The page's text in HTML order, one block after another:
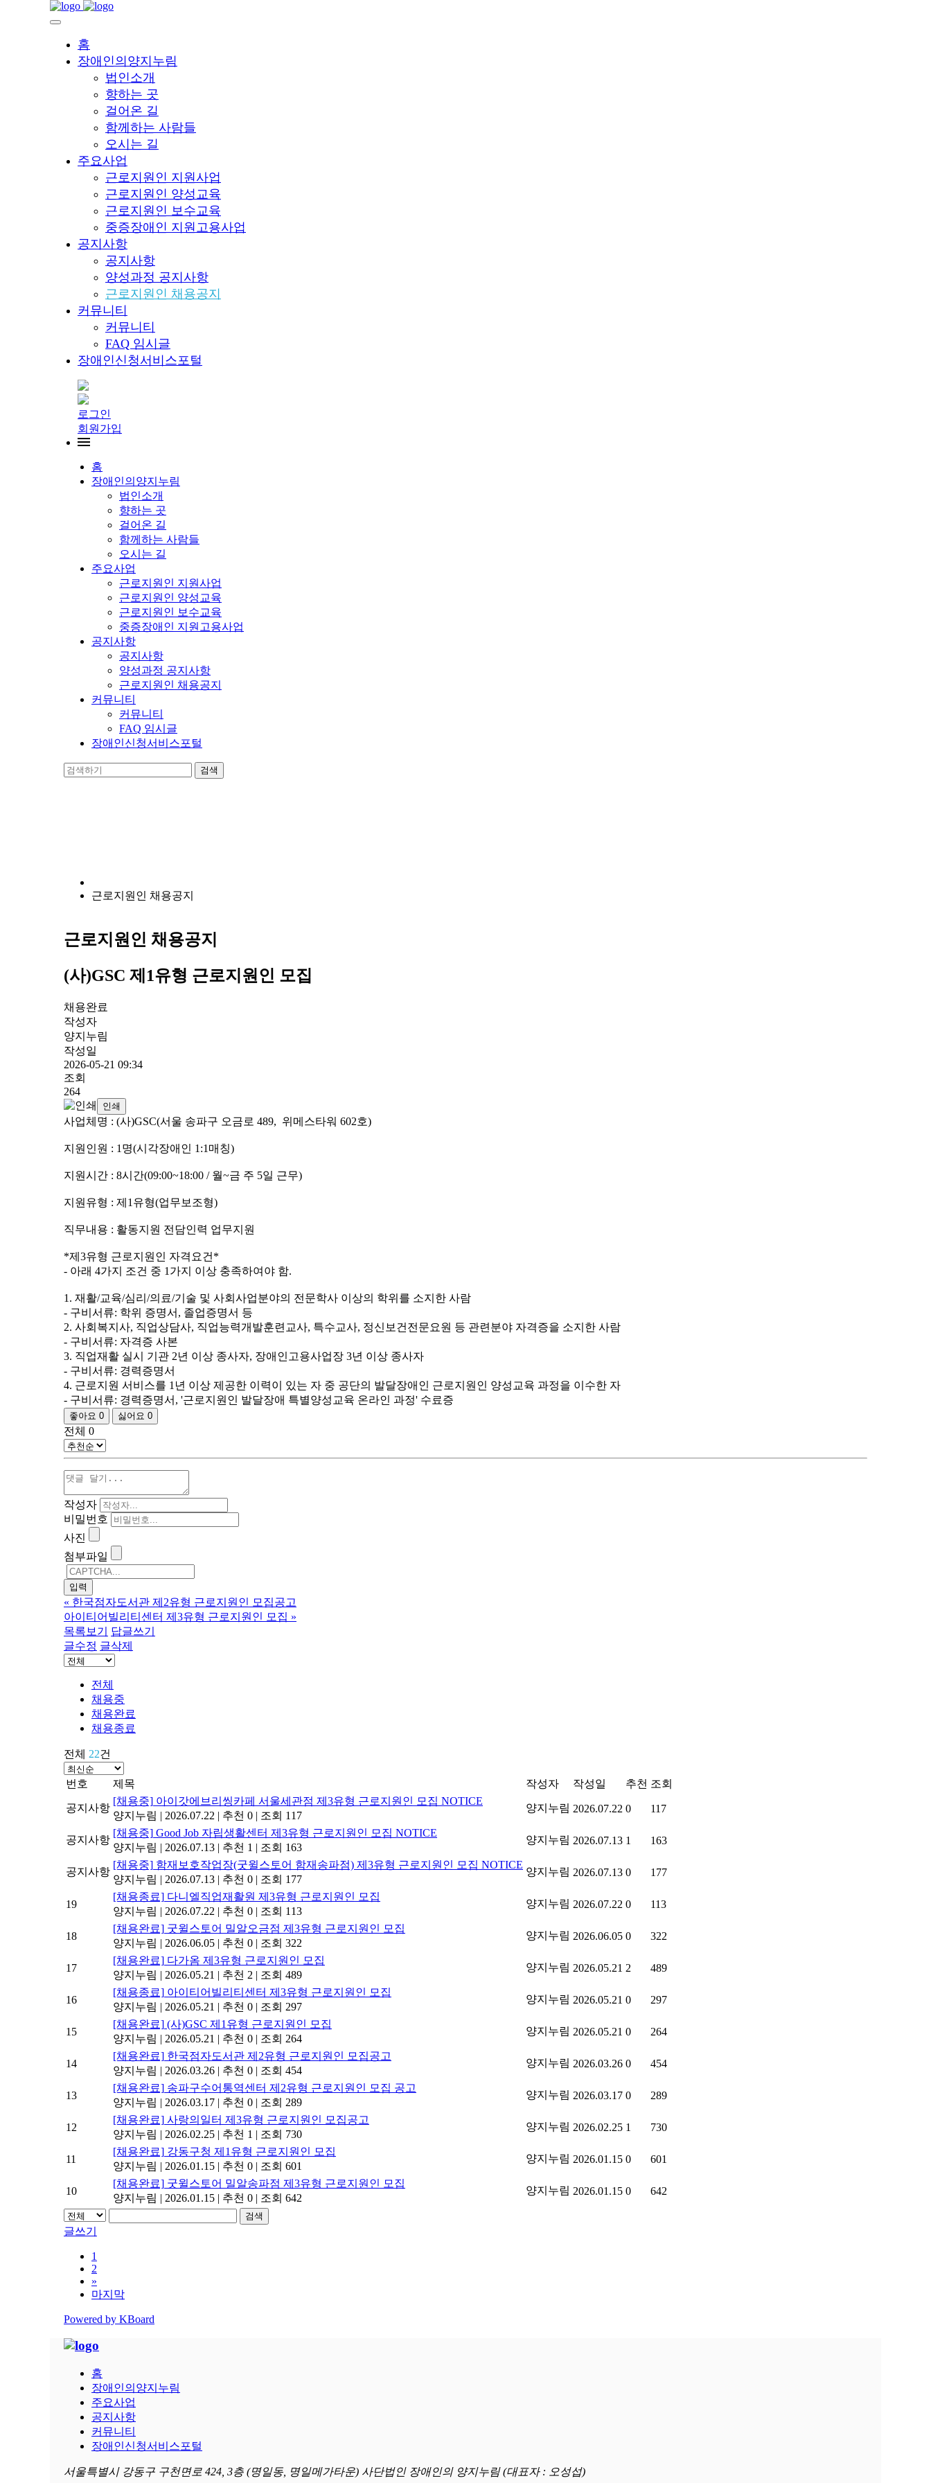
홈
장애인의양지누림
법인소개
향하는 곳
걸어온 길
함께하는 사람들
오시는 길
주요사업
근로지원인 지원사업
근로지원인 양성교육
근로지원인 보수교육
중증장애인 지원고용사업
공지사항
공지사항
양성과정 공지사항
근로지원인 채용공지
커뮤니티
커뮤니티
FAQ 임시글
장애인신청서비스포털
로그인
회원가입
홈
장애인의양지누림
법인소개
향하는 곳
걸어온 길
함께하는 사람들
오시는 길
주요사업
근로지원인 지원사업
근로지원인 양성교육
근로지원인 보수교육
중증장애인 지원고용사업
공지사항
공지사항
양성과정 공지사항
근로지원인 채용공지
커뮤니티
커뮤니티
FAQ 임시글
장애인신청서비스포털
근로지원인 채용공지
근로지원인 채용공지
(사)GSC 제1유형 근로지원인 모집
채용완료
작성자
양지누림
작성일
2026-05-21 09:34
조회
264
인쇄
사업체명 : (사)GSC(서울 송파구 오금로 489, 위메스타워 602호)
지원인원 : 1명(시각장애인 1:1매칭)
지원시간 : 8시간(09:00~18:00 / 월~금 주 5일 근무)
지원유형 : 제1유형(업무보조형)
직무내용 : 활동지원 전담인력 업무지원
*제3유형 근로지원인 자격요건*
- 아래 4가지 조건 중 1가지 이상 충족하여야 함.
1. 재활/교육/심리/의료/기술 및 사회사업분야의 전문학사 이상의 학위를 소지한 사람
- 구비서류: 학위 증명서, 졸업증명서 등
2. 사회복지사, 직업상담사, 직업능력개발훈련교사, 특수교사, 정신보건전문요원 등 관련분야 자격증을 소지한 사람
- 구비서류: 자격증 사본
3. 직업재활 실시 기관 2년 이상 종사자, 장애인고용사업장 3년 이상 종사자
- 구비서류: 경력증명서
4. 근로지원 서비스를 1년 이상 제공한 이력이 있는 자 중 공단의 발달장애인 근로지원인 양성교육 과정을 이수한 자
- 구비서류: 경력증명서, '근로지원인 발달장애 특별양성교육 온라인 과정' 수료증
좋아요 0 싫어요 0
전체 0
작성자
비밀번호
사진
첨부파일
« 한국점자도서관 제2유형 근로지원인 모집공고
아이티어빌리티센터 제3유형 근로지원인 모집 »
목록보기
답글쓰기
글수정 글삭제
전체
채용중
채용완료
채용종료
전체 22건
번호 제목 작성자 작성일 추천 조회
공지사항
[채용중] 아이갓에브리씽카페 서울세관점 제3유형 근로지원인 모집 NOTICE
양지누림 | 2026.07.22 | 추천 0 | 조회 117
양지누림 2026.07.22 0 117
공지사항
[채용중] Good Job 자립생활센터 제3유형 근로지원인 모집 NOTICE
양지누림 | 2026.07.13 | 추천 1 | 조회 163
양지누림 2026.07.13 1 163
공지사항
[채용중] 함재보호작업장(굿윌스토어 함재송파점) 제3유형 근로지원인 모집 NOTICE
양지누림 | 2026.07.13 | 추천 0 | 조회 177
양지누림 2026.07.13 0 177
19
[채용종료] 다니엘직업재활원 제3유형 근로지원인 모집
양지누림 | 2026.07.22 | 추천 0 | 조회 113
양지누림 2026.07.22 0 113
18
[채용완료] 굿윌스토어 밀알오금점 제3유형 근로지원인 모집
양지누림 | 2026.06.05 | 추천 0 | 조회 322
양지누림 2026.06.05 0 322
17
[채용완료] 다가옴 제3유형 근로지원인 모집
양지누림 | 2026.05.21 | 추천 2 | 조회 489
양지누림 2026.05.21 2 489
16
[채용종료] 아이티어빌리티센터 제3유형 근로지원인 모집
양지누림 | 2026.05.21 | 추천 0 | 조회 297
양지누림 2026.05.21 0 297
15
[채용완료] (사)GSC 제1유형 근로지원인 모집
양지누림 | 2026.05.21 | 추천 0 | 조회 264
양지누림 2026.05.21 0 264
14
[채용완료] 한국점자도서관 제2유형 근로지원인 모집공고
양지누림 | 2026.03.26 | 추천 0 | 조회 454
양지누림 2026.03.26 0 454
13
[채용완료] 송파구수어통역센터 제2유형 근로지원인 모집 공고
양지누림 | 2026.03.17 | 추천 0 | 조회 289
양지누림 2026.03.17 0 289
12
[채용완료] 사랑의일터 제3유형 근로지원인 모집공고
양지누림 | 2026.02.25 | 추천 1 | 조회 730
양지누림 2026.02.25 1 730
11
[채용완료] 강동구청 제1유형 근로지원인 모집
양지누림 | 2026.01.15 | 추천 0 | 조회 601
양지누림 2026.01.15 0 601
10
[채용완료] 굿윌스토어 밀알송파점 제3유형 근로지원인 모집
양지누림 | 2026.01.15 | 추천 0 | 조회 642
양지누림 2026.01.15 0 642
검색
글쓰기
1
2
»
마지막
Powered by KBoard
홈
장애인의양지누림
주요사업
공지사항
커뮤니티
장애인신청서비스포털
서울특별시 강동구 구천면로 424, 3층 (명일동, 명일메가타운) 사단법인 장애인의 양지누림 (대표자 : 오성섭)